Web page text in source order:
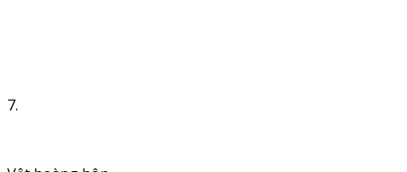
7.